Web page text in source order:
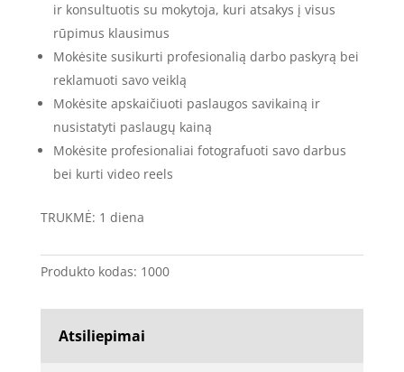
ir konsultuotis su mokytoja, kuri atsakys į visus
rūpimus klausimus
Mokėsite susikurti profesionalią darbo paskyrą bei
reklamuoti savo veiklą
Mokėsite apskaičiuoti paslaugos savikainą ir
nusistatyti paslaugų kainą
Mokėsite profesionaliai fotografuoti savo darbus
bei kurti video reels
TRUKMĖ: 1 diena
Produkto kodas: 1000
Atsiliepimai